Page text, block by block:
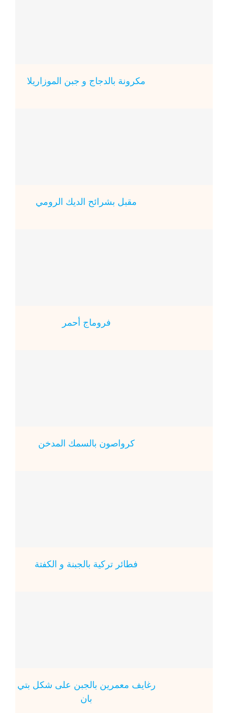
مكرونة بالدجاج و جبن الموزاريلا
مقبل بشرائح الديك الرومي
فروماج أحمر
كرواصون بالسمك المدخن
فطائر تركية بالجبنة و الكفتة
رغايف معمرين بالجبن على شكل بتي
بان